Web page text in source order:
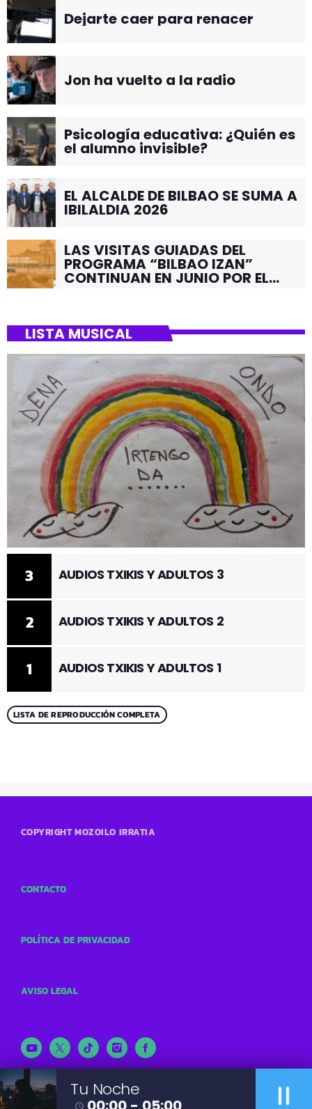
Dejarte caer para renacer
Jon ha vuelto a la radio
Psicología educativa: ¿Quién es
el alumno invisible?
EL ALCALDE DE BILBAO SE SUMA A
IBILALDIA 2026
LAS VISITAS GUIADAS DEL
PROGRAMA “BILBAO IZAN”
CONTINUAN EN JUNIO POR EL
LISTA MUSICAL
1 AUDIOS TXIKIS Y ADULTOS 1
2 AUDIOS TXIKIS Y ADULTOS 2
3 AUDIOS TXIKIS Y ADULTOS 3
LISTA DE REPRODUCCIÓN COMPLETA
Tu Noche
access_time pause
COPYRIGHT MOZOILO IRRATIA
CONTACTO
POLÍTICA DE PRIVACIDAD
AVISO LEGAL